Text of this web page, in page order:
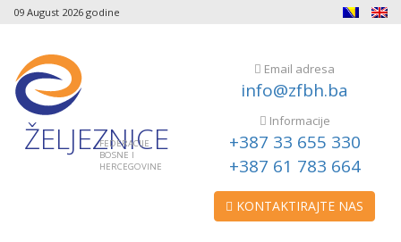
09 August 2026 godine
ŽELJEZNICE
FEDERACIJE
BOSNE I
HERCEGOVINE
Email adresa
info@zfbh.ba
Informacije
+387 33 655 330
+387 61 783 664
KONTAKTIRAJTE NAS